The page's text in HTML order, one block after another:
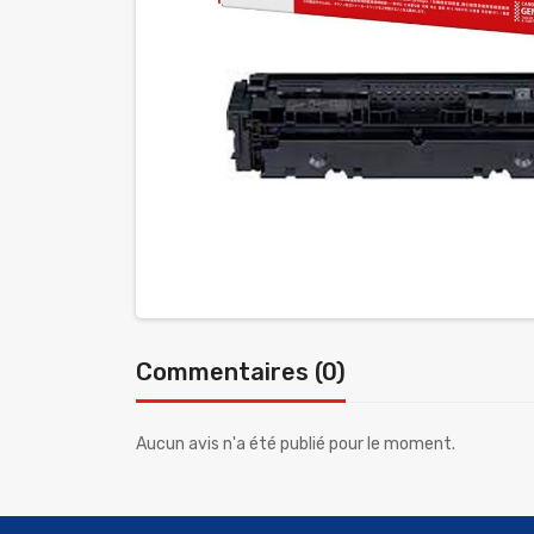
Commentaires (0)
Aucun avis n'a été publié pour le moment.